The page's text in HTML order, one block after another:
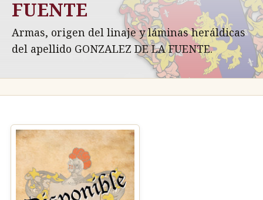
FUENTE
Armas, origen del linaje y láminas heráldicas
del apellido GONZALEZ DE LA FUENTE.